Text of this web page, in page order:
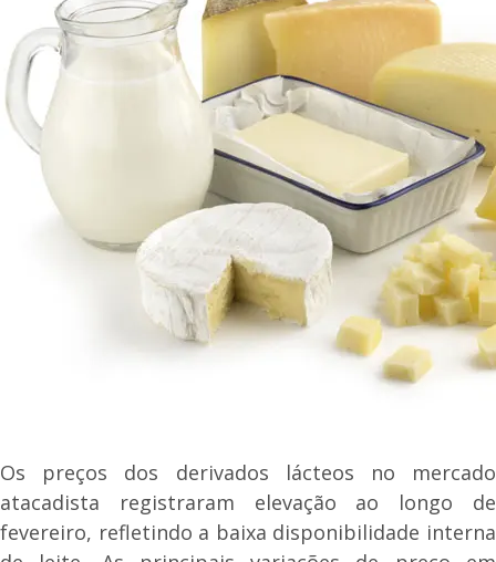
Os preços dos derivados lácteos no mercado
atacadista registraram elevação ao longo de
fevereiro, refletindo a baixa disponibilidade interna